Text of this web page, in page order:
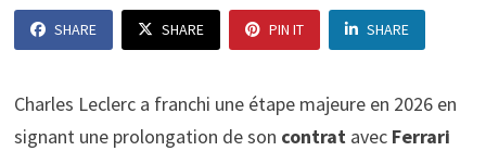
SHARE SHARE PIN IT SHARE
Charles Leclerc a franchi une étape majeure en 2026 en
signant une prolongation de son contratavec Ferrari